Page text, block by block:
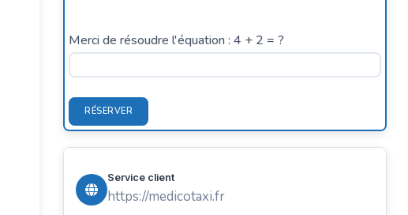
Merci de résoudre l'équation : 4 + 2 = ?
RÉSERVER
Service client
https://medicotaxi.fr